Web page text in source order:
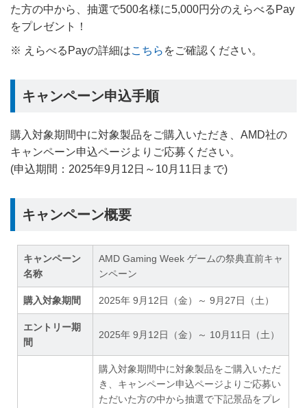
た方の中から、抽選で500名様に5,000円分のえらべるPay
をプレゼント！
※ えらべるPayの詳細はこちら をご確認ください。
キャンペーン申込手順
購入対象期間中に対象製品をご購入いただき、AMD社の
キャンペーン申込ページよりご応募ください。
(申込期間：2025年9月12日～10月11日まで)
キャンペーン概要
キャンペーン
名称
AMD Gaming Week ゲームの祭典直前キャ
ンペーン
購入対象期間 2025年 9月12日（金）～ 9月27日（土）
エントリー期
間
2025年 9月12日（金）～ 10月11日（土）
購入対象期間中に対象製品をご購入いただ
き、キャンペーン申込ページよりご応募い
ただいた方の中から抽選で下記景品をプレ